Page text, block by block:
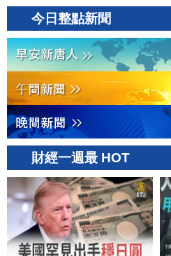
牌？台灣喜迎轉單！成關
鍵樞紐？｜#財經新聞
│20260805 (三)
今日整點新聞
財經一週最 HOT